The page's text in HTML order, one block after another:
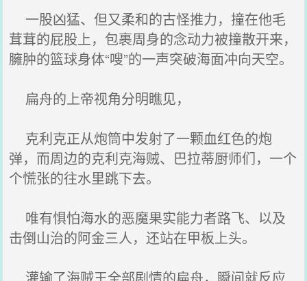
一股凶猛、但又柔和的古怪推力，撞在他毛
茸茸的屁股上，包裹周身的念动力被撞散开来，
臃肿的篮球身体“嗖”的一声突破海面冲向天空。
扁舟的上帝视角分明瞧见，
克利克正从炮筒中发射了一颗血红色的炮
弹，而周边的克利克海贼、巴拉蒂厨师们，一个
个慌张的往水里跳下去。
唯有惧怕海水的恶魔果实能力者路飞、以及
击倒山治的阿金三人，还站在甲板上头。